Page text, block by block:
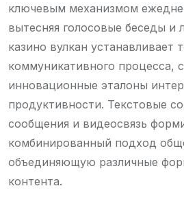
ключевым механизмом
вытесняя голосовые беседы и
казино вулкан устанавливает
коммуникативного процесса,
инновационные эталоны
продуктивности. Текстовые
сообщения и видеосвязь
комбинированный подход
объединяющую различные
контента.